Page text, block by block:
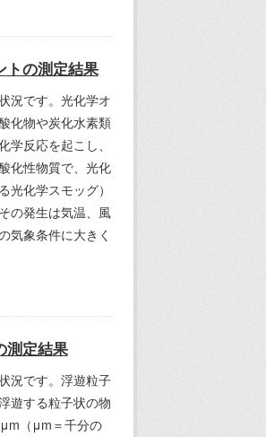
トの測定結果
況です。光化学オ
化物や炭化水素類
学反応を起こし、
化性物質で、光化
光化学スモッグ）
の発生は気温、風
気象条件に大きく
測定結果
況です。浮遊粒子
遊する粒子状の物
（μm＝千分の